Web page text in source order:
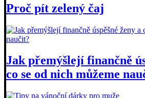
Proč pít zelený čaj
Jak přemýšlejí finančně
co se od nich můžeme